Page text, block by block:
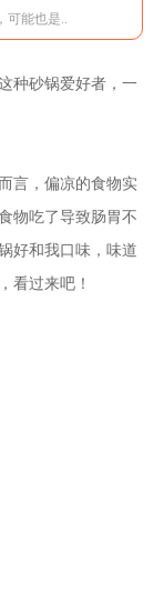
可能也是..
种砂锅爱好者，一
言，偏凉的食物实
物吃了导致肠胃不
好和我口味，味道
看过来吧！